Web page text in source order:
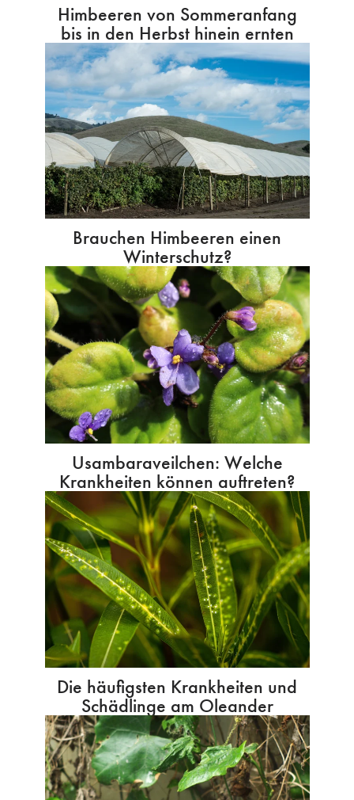
Himbeeren von Sommeranfang
bis in den Herbst hinein ernten
Brauchen Himbeeren einen
Winterschutz?
Usambaraveilchen: Welche
Krankheiten können auftreten?
Die häufigsten Krankheiten und
Schädlinge am Oleander